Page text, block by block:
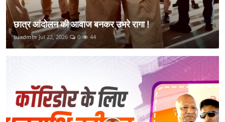
छात्र आंदोलन की आवाज बनकर उभरे रागा !
suadmin Jul 22, 2026 0 44